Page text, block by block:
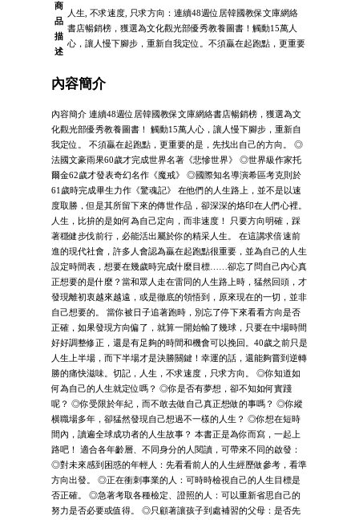
商
品
描
述
人生, 不求速度, 只求方向：連續48週位居韓國教保文庫網絡
書店暢銷榜，獲選為文化觀光部優秀教養圖書！觸動15萬人
心，讓人慢下腳步，重新自我定位。不須贏在起跑點，更重要
內容簡介
內容簡介 連續48週位居韓國教保文庫網絡書店暢銷榜，獲選為文
化觀光部優秀教養圖書！ 觸動15萬人心，讓人慢下腳步，重新自
我定位。 不須贏在起跑點，更重要的是，先找出自己的方向。 ◎
法國文豪雨果60歲才完成世界名著《悲慘世界》 ◎世界級作家托
爾金62歲才發表奇幻名作《魔戒》 ◎國際知名導演希區考克則於
61歲時完成畢生力作《驚魂記》 在他們的人生路上，並不是以速
度取勝，但是其所留下來的傳世作品，卻深深的烙印在人們心裡。
人生，比拚的是如何為自己定向，而非速度！ 只要方向明確，踩
著穩健步伐前行，必能活出屬於你的精采人生。 在這講求倍速前
進的現代社會，許多人會認為贏在起跑點很重要，並為自己的人生
設定時間表，想要在幾歲時完成什麼目標……卻忘了問自己內心真
正想要的是什麼？當和眾人走在雷同的人生路上時，猛然回頭，才
發現離初衷越來越遠，或是徹底的領悟到，原來現在的一切，並非
自己想要的。 當你被日子追著跑時，別忘了停下來看看方向是否
正確，如果發現方向偏了，就算一開始輸了幾球，只要在中場時間
好好調整修正，還是有足夠的時間和機會可以挽回。40歲之前只是
人生上半場，而下半場才是決勝關鍵！幸運的話，還能夠嘗到逆轉
勝的痛快滋味。切記，人生，不求速度，只求方向。 ◎你知道如
何為自己的人生就定位嗎？ ◎你是否有夢想，卻不知如何實踐
呢？ ◎你受限於年紀，而不敢去做自己真正想做的事嗎？ ◎你縱
横職場多年，卻猛然發現自己想過不一樣的人生？ ◎你想在短時
間內，讀遍全球成功者的人生故事？ 本書正是為你而寫，一起上
路吧！ 適合各年齡層、不同身分的人閱讀，可帶來不同的啟發：
◎對未來感到困惑的年輕人：先看看前人的人生經歷做參考，看準
方向出發。 ◎正在衝刺事業的人：可時時檢視自己的人生目標是
否正確。 ◎急著考取各種檢定、證照的人：可以重新省思自己的
努力是否必要或值得。 ◎只顧著讓孩子到處補習的父母：是否先